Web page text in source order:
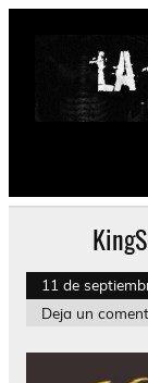
Saltar
Psychedelic,
11 de
Deja un